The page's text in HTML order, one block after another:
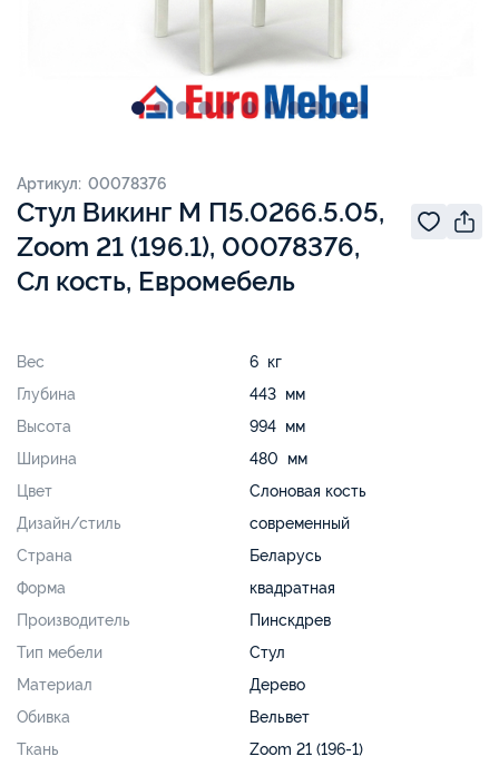
Стул Викинг М П5.0266.5.05,
Zoom 21 (196.1), 00078376,
Сл кость, Евромебель
Артикул: 00078376
Вес
6 кг
Глубина
443 мм
Высота
994 мм
Ширина
480 мм
Цвет
Слоновая кость
Дизайн/стиль
современный
Страна
Беларусь
Форма
квадратная
Производитель
Пинскдрев
Тип мебели
Стул
Материал
Дерево
Обивка
Вельвет
Ткань
Zoom 21 (196-1)